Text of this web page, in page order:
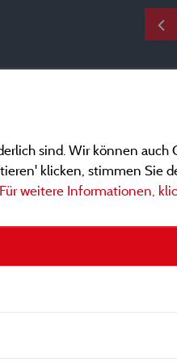
sind. Wir können auch
klicken, stimmen Sie
Für weitere Informationen,